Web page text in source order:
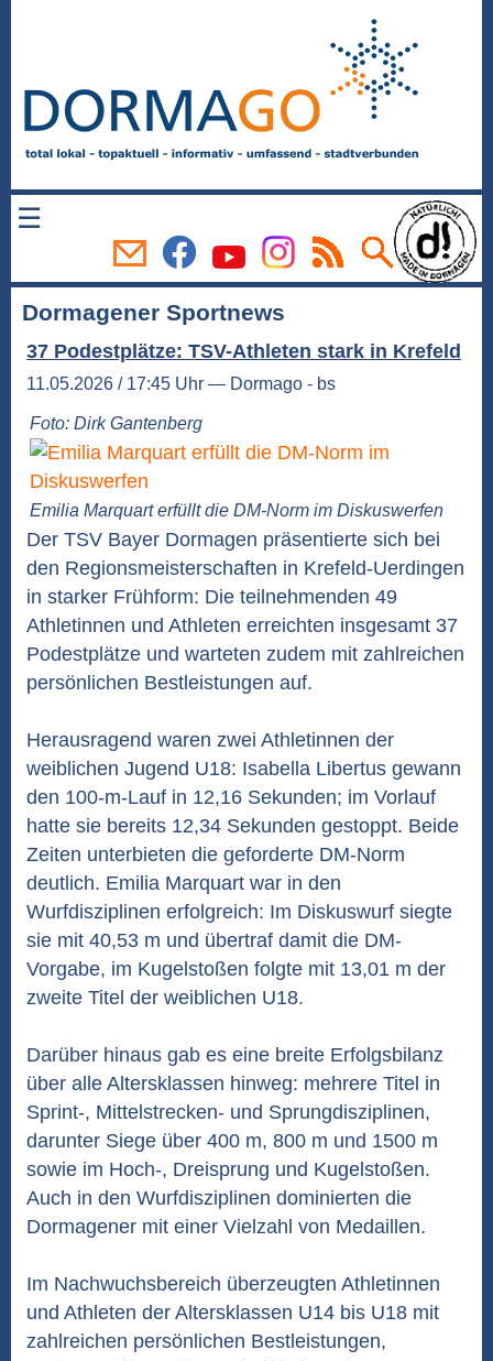
☰
Dormagener Sportnews
37 Podestplätze: TSV-Athleten stark in Krefeld
11.05.2026 / 17:45 Uhr — Dormago - bs
Foto: Dirk Gantenberg
Emilia Marquart erfüllt die DM-Norm im Diskuswerfen
Der TSV Bayer Dormagen präsentierte sich bei
den Regionsmeisterschaften in Krefeld-Uerdingen
in starker Frühform: Die teilnehmenden 49
Athletinnen und Athleten erreichten insgesamt 37
Podestplätze und warteten zudem mit zahlreichen
persönlichen Bestleistungen auf.
Herausragend waren zwei Athletinnen der
weiblichen Jugend U18: Isabella Libertus gewann
den 100-m-Lauf in 12,16 Sekunden; im Vorlauf
hatte sie bereits 12,34 Sekunden gestoppt. Beide
Zeiten unterbieten die geforderte DM-Norm
deutlich. Emilia Marquart war in den
Wurfdisziplinen erfolgreich: Im Diskuswurf siegte
sie mit 40,53 m und übertraf damit die DM-
Vorgabe, im Kugelstoßen folgte mit 13,01 m der
zweite Titel der weiblichen U18.
Darüber hinaus gab es eine breite Erfolgsbilanz
über alle Altersklassen hinweg: mehrere Titel in
Sprint-, Mittelstrecken- und Sprungdisziplinen,
darunter Siege über 400 m, 800 m und 1500 m
sowie im Hoch-, Dreisprung und Kugelstoßen.
Auch in den Wurfdisziplinen dominierten die
Dormagener mit einer Vielzahl von Medaillen.
Im Nachwuchsbereich überzeugten Athletinnen
und Athleten der Altersklassen U14 bis U18 mit
zahlreichen persönlichen Bestleistungen,